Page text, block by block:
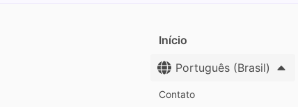
Início
Português (Brasil)
Contato